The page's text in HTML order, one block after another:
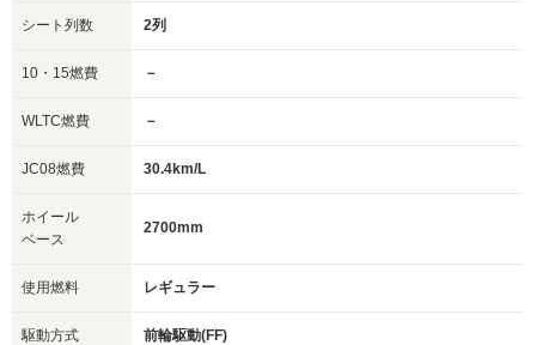
シート列数 2列
10・15燃費 －
WLTC燃費 －
JC08燃費 30.4km/L
ホイール
ベース
2700mm
使用燃料 レギュラー
駆動方式 前輪駆動(FF)